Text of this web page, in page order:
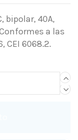
bipolar, 40A,
a las
CEI 6068.2.